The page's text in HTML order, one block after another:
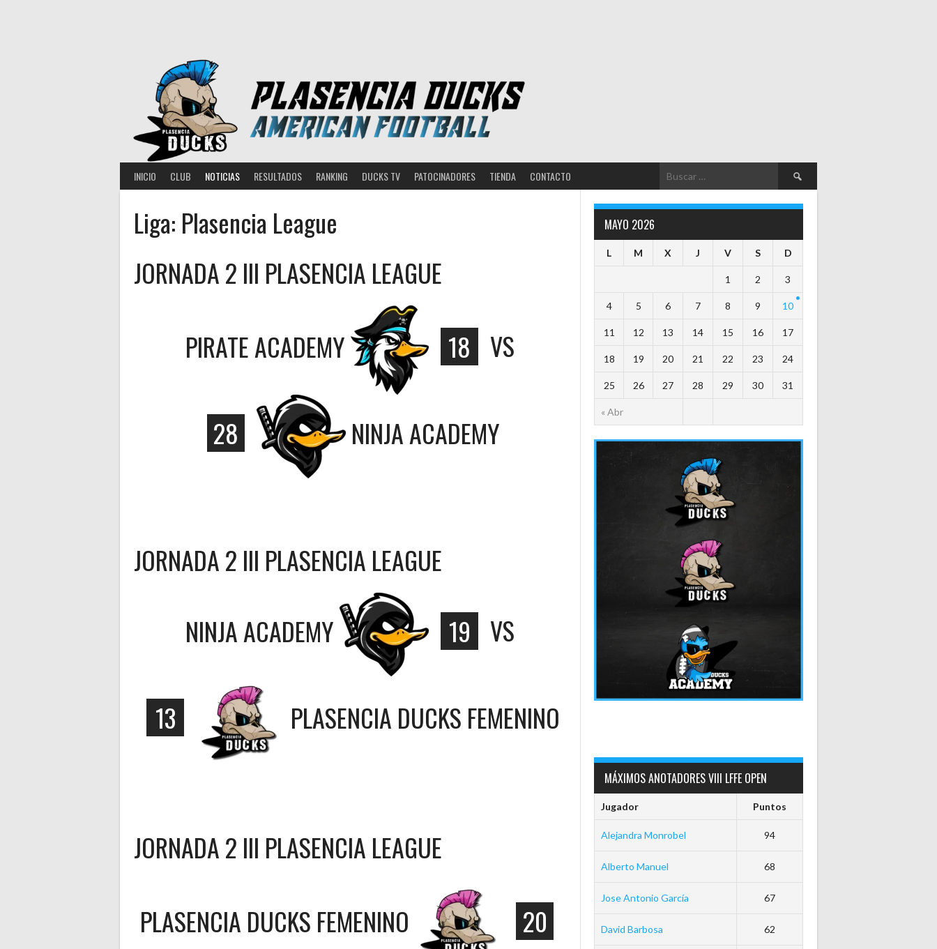
INICIO CLUB NOTICIAS RESULTADOS RANKING DUCKS TV PATOCINADORES TIENDA CONTACTO Buscar:
Liga: Plasencia League
JORNADA 2 III PLASENCIA LEAGUE
PIRATE ACADEMY
18 VS
28 NINJA ACADEMY
JORNADA 2 III PLASENCIA LEAGUE
NINJA ACADEMY
19 VS
13 PLASENCIA DUCKS FEMENINO
JORNADA 2 III PLASENCIA LEAGUE
PLASENCIA DUCKS FEMENINO
20
MAYO 2026
L M X J V S D
« Abr
1 2 3
4 5 6 7 8 9 10
11 12 13 14 15 16 17
18 19 20 21 22 23 24
25 26 27 28 29 30 31
MÁXIMOS ANOTADORES VIII LFFE OPEN
Jugador Puntos
Alejandra Monrobel 94
Alberto Manuel 68
Jose Antonio García 67
David Barbosa 62